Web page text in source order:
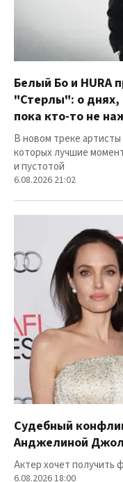
Белый Бо и HURA
"Стерлы": о
пока кто-то не
В новом треке
которых лучшие
и пустотой
6.08.2026 21:02
Судебный
Анджелиной
Актер хочет
6.08.2026 18:00